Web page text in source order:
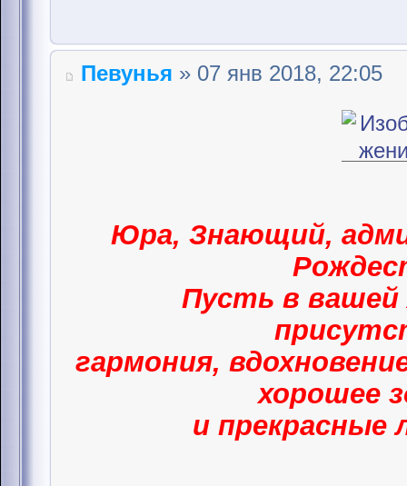
Певунья » 07 янв 2018, 22:05
Юра, Знающий,
Пусть в вашей
гармония,
хорошее
и прекрасные